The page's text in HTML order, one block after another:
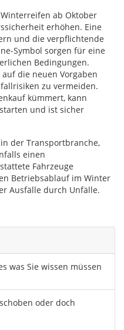
ab Oktober
erhöhen. Eine
und die verpflichtende
Symbol sorgen für eine
Bedingungen.
die neuen Vorgaben
zu vermeiden.
kümmert, kann
und ist sicher
der Transportbranche,
einen
Fahrzeuge
Betriebsablauf im Winter
Ausfälle durch Unfälle.
was Sie wissen müssen
oder doch